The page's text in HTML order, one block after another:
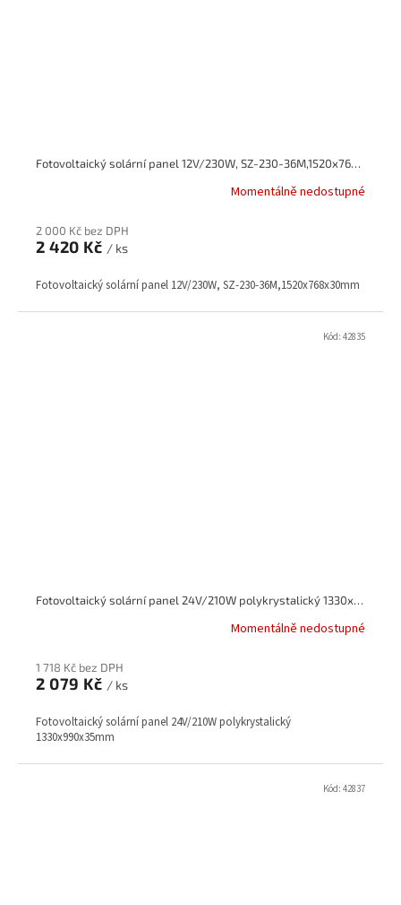
Fotovoltaický solární panel 12V/230W, SZ-230-36M,1520x768x30mm
Momentálně nedostupné
2 000 Kč bez DPH
2 420 Kč / ks
Fotovoltaický solární panel 12V/230W, SZ-230-36M,1520x768x30mm
Fotovoltaický solární panel 24V/210W polykrystalický 1330x990x35mm
Momentálně nedostupné
1 718 Kč bez DPH
2 079 Kč / ks
Fotovoltaický solární panel 24V/210W polykrystalický
1330x990x35mm
Kód: 42835
Kód: 42837